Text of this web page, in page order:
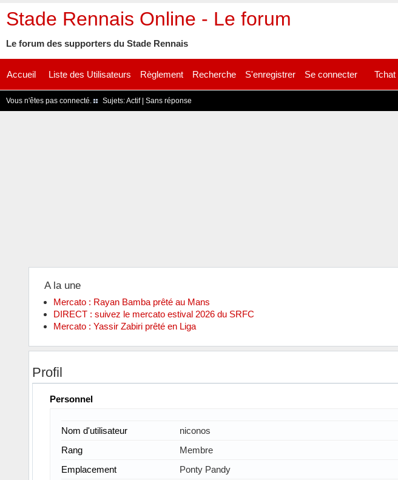
Stade Rennais Online - Le forum
Le forum des supporters du Stade Rennais
Accueil Liste des Utilisateurs Règlement Recherche S'enregistrer Se connecter Tchat
Vous n'êtes pas connecté. Sujets:Actif| Sans réponse
A la une
Mercato : Rayan Bamba prêté au Mans
DIRECT : suivez le mercato estival 2026 du SRFC
Mercato : Yassir Zabiri prêté en Liga
Profil
Personnel
Nom d'utilisateur
niconos
Rang
Membre
Emplacement
Ponty Pandy